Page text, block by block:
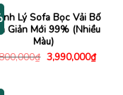
Lý Sofa Bọc Vải Bố
Giản Mới 99% (Nhiều
Màu)
₫ Giá
gốc
3,990,000₫Giá
hiện